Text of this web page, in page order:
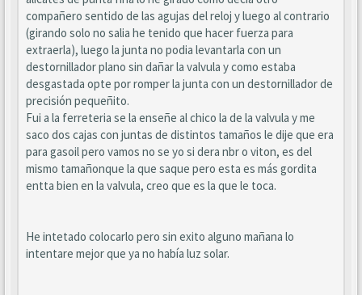
compañero sentido de las agujas del reloj y luego al contrario
(girando solo no salia he tenido que hacer fuerza para
extraerla), luego la junta no podia levantarla con un
destornillador plano sin dañar la valvula y como estaba
desgastada opte por romper la junta con un destornillador de
precisión pequeñito.
Fui a la ferreteria se la enseñe al chico la de la valvula y me
saco dos cajas con juntas de distintos tamaños le dije que era
para gasoil pero vamos no se yo si dera nbr o viton, es del
mismo tamañonque la que saque pero esta es más gordita
entta bien en la valvula, creo que es la que le toca.
He intetado colocarlo pero sin exito alguno mañana lo
intentare mejor que ya no había luz solar.